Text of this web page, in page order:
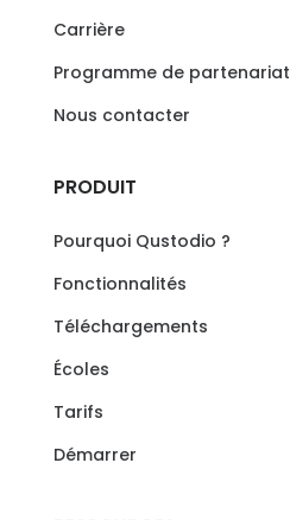
Carrière
Programme de partenariat
Nous contacter
PRODUIT
Pourquoi Qustodio ?
Fonctionnalités
Téléchargements
Écoles
Tarifs
Démarrer